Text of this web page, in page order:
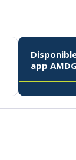
app AMDG